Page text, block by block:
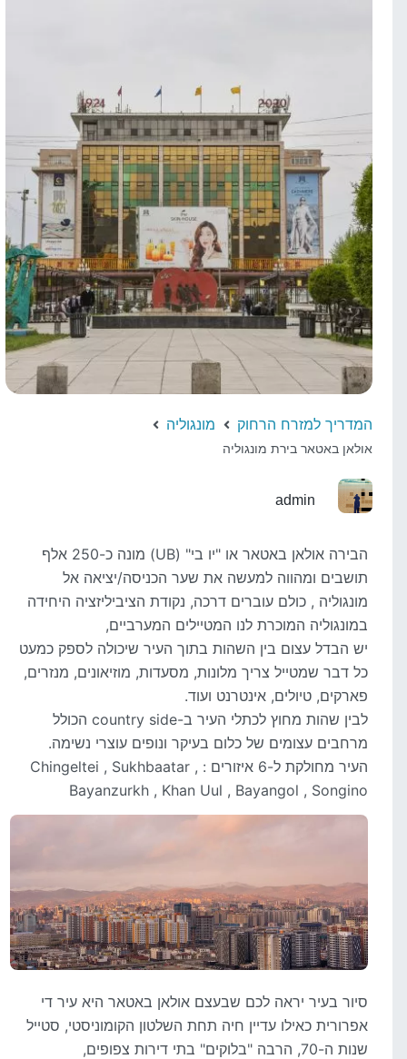
המדריך למזרח הרחוק מונגוליה
אולאן באטאר בירת מונגוליה
admin
הבירה אולאן באטאר או "יו בי" (UB) מונה כ-250 אלף
תושבים ומהווה למעשה את שער הכניסה/יציאה אל
מונגוליה , כולם עוברים דרכה, נקודת הציביליזציה היחידה
במונגוליה המוכרת לנו המטיילים המערביים,
יש הבדל עצום בין השהות בתוך העיר שיכולה לספק כמעט
כל דבר שמטייל צריך מלונות, מסעדות, מוזיאונים, מנזרים,
פארקים, טיולים, אינטרנט ועוד.
לבין שהות מחוץ לכתלי העיר ב-country side הכולל
מרחבים עצומים של כלום בעיקר ונופים עוצרי נשימה.
העיר מחולקת ל-6 איזורים : Chingeltei , Sukhbaatar ,
Bayanzurkh , Khan Uul , Bayangol , Songino
סיור בעיר יראה לכם שבעצם אולאן באטאר היא עיר די
אפרורית כאילו עדיין חיה תחת השלטון הקומוניסטי, סטייל
שנות ה-70, הרבה "בלוקים" בתי דירות צפופים,